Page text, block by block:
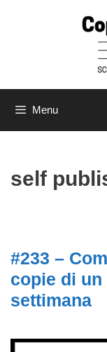
Menu
self
#233 –
copie di
settimana